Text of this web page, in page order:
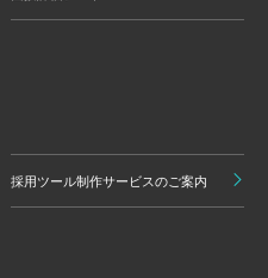
採用ツール制作サービスのご案内